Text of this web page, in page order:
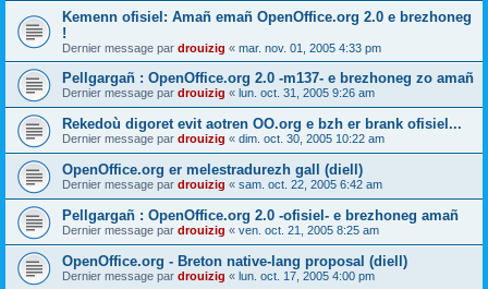
Kemenn ofisiel: Amañ emañ OpenOffice.org 2.0 e brezhoneg
!
Dernier message par drouizig « mar. nov. 01, 2005 4:33 pm
Pellgargañ : OpenOffice.org 2.0 -m137- e brezhoneg zo amañ
Dernier message par drouizig « lun. oct. 31, 2005 9:26 am
Rekedoù digoret evit aotren OO.org e bzh er brank ofisiel...
Dernier message par drouizig « dim. oct. 30, 2005 10:22 am
OpenOffice.org er melestradurezh gall (diell)
Dernier message par drouizig « sam. oct. 22, 2005 6:42 am
Pellgargañ : OpenOffice.org 2.0 -ofisiel- e brezhoneg amañ
Dernier message par drouizig « ven. oct. 21, 2005 8:25 am
OpenOffice.org - Breton native-lang proposal (diell)
Dernier message par drouizig « lun. oct. 17, 2005 4:00 pm